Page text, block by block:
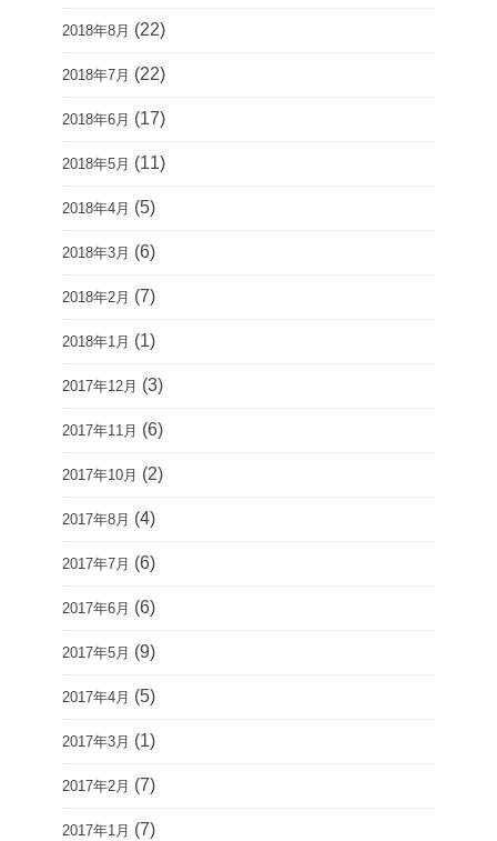
2018年8月 (22)
2018年7月 (22)
2018年6月 (17)
2018年5月 (11)
2018年4月 (5)
2018年3月 (6)
2018年2月 (7)
2018年1月 (1)
2017年12月 (3)
2017年11月 (6)
2017年10月 (2)
2017年8月 (4)
2017年7月 (6)
2017年6月 (6)
2017年5月 (9)
2017年4月 (5)
2017年3月 (1)
2017年2月 (7)
2017年1月 (7)